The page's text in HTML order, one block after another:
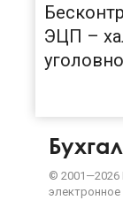
ЭЦП –
© 2001—2026
электронное